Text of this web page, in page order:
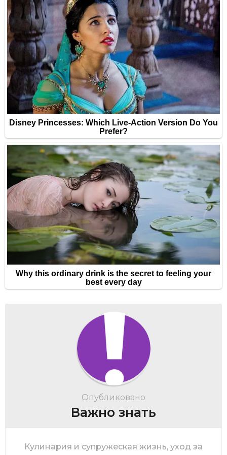
Опубликовано
Важно знать
Кулинария и супружеская жизнь, уход за